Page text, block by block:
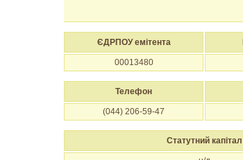
ЄДРПОУ емітента
00013480
Телефон
(044) 206-59-47
Статутний капітал